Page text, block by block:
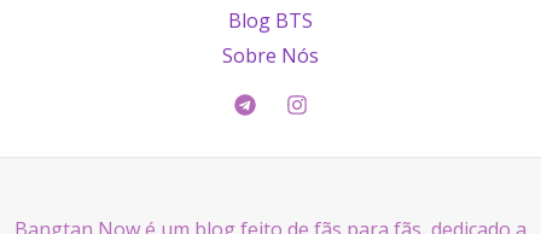
Blog BTS
Sobre Nós